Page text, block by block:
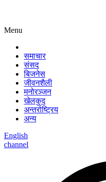
Menu
समाचार
संसद
बिजनेस
जीवनशैली
मनोरञ्जन
खेलकुद
अन्तर्राष्ट्रिय
अन्य
English
channel